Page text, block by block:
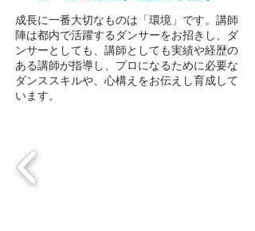
成長に一番大切なものは「環境」です。講師
陣は都内で活躍するダンサーをお招きし、ダ
ンサーとしても、講師としても実績や経歴の
ある講師が指導し、プロになるために必要な
ダンススキルや、心構えをお伝えし育成して
います。